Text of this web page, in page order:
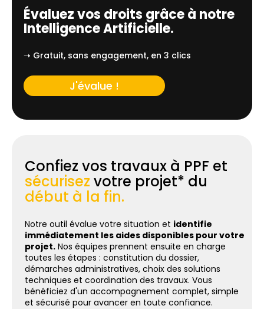
Évaluez vos droits grâce à notre
Intelligence Artificielle.
➝ Gratuit, sans engagement, en 3 clics
J'évalue !
Confiez vos travaux à PPF et
sécurisez votre projet* du
début à la fin.
Notre outil évalue votre situation et identifie
immédiatement les aides disponibles pour votre
projet. Nos équipes prennent ensuite en charge
toutes les étapes : constitution du dossier,
démarches administratives, choix des solutions
techniques et coordination des travaux. Vous
bénéficiez d'un accompagnement complet, simple
et sécurisé pour avancer en toute confiance.